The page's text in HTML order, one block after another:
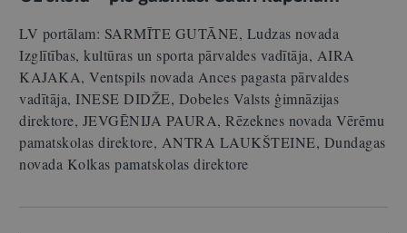
LV portālam: SARMĪTE GUTĀNE, Ludzas novada
Izglītības, kultūras un sporta pārvaldes vadītāja, AIRA
KAJAKA, Ventspils novada Ances pagasta pārvaldes
vadītāja, INESE DIDŽE, Dobeles Valsts ģimnāzijas
direktore, JEVGĒNIJA PAURA, Rēzeknes novada Vērēmu
pamatskolas direktore, ANTRA LAUKŠTEINE, Dundagas
novada Kolkas pamatskolas direktore